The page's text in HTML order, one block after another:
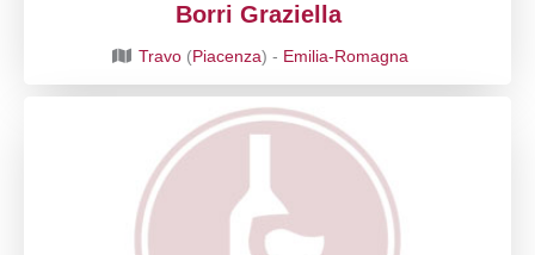
Borri Graziella
Travo(Piacenza) - Emilia-Romagna